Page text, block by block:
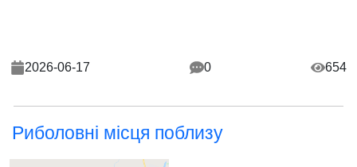
2026-06-17 0 654
Риболовні місця поблизу